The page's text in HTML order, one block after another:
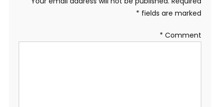
fields are marked
*
Comment
*